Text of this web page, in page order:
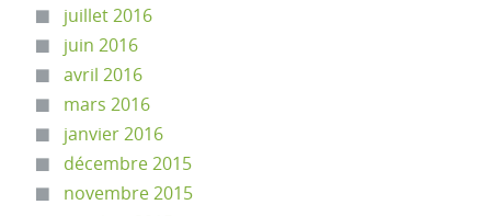
juillet 2016
juin 2016
avril 2016
mars 2016
janvier 2016
décembre 2015
novembre 2015